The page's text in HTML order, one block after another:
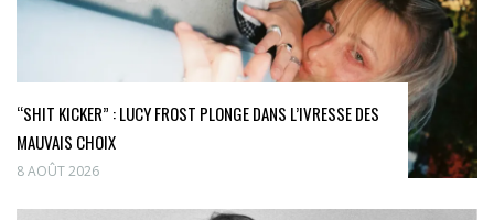
“SHIT KICKER” : LUCY FROST PLONGE DANS L’IVRESSE DES
MAUVAIS CHOIX
8 AOÛT 2026